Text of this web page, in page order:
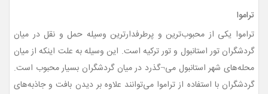
تراموا
تراموا یکی از محبوب‌ترین و پرطرفدارترین وسیله حمل و نقل در میان
گردشگران تور استانبول و تور ترکیه است. این وسیله به علت اینکه از میان
محله‌های شهر استانبول می¬گذرد در میان گردشگران بسیار محبوب است.
گردشگران با استفاده از تراموا می‌توانند علاوه بر دیدن بافت و جاذبه‌های